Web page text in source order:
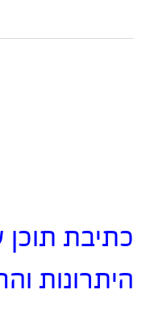
את
כתיבת
היתרונות